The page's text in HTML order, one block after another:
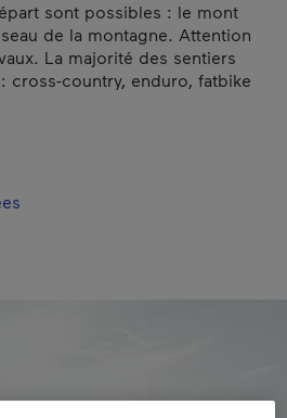
sont possibles : le mont
de la montagne. Attention
La majorité des sentiers
cross-country, enduro, fatbike